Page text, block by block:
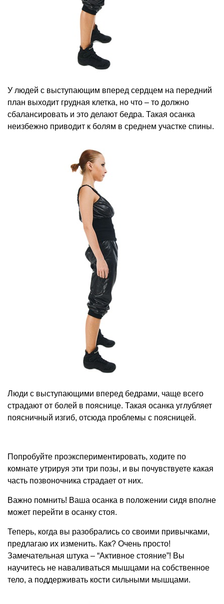
У людей с выступающим вперед сердцем на передний
план выходит грудная клетка, но что – то должно
сбалансировать и это делают бедра. Такая осанка
неизбежно приводит к болям в среднем участке спины.
Люди с выступающими вперед бедрами, чаще всего
страдают от болей в пояснице. Такая осанка углубляет
поясничный изгиб, отсюда проблемы с поясницей.
Попробуйте проэкспериментировать, ходите по
комнате утрируя эти три позы, и вы почувствуете какая
часть позвоночника страдает от них.
Важно помнить! Ваша осанка в положении сидя вполне
может перейти в осанку стоя.
Теперь, когда вы разобрались со своими привычками,
предлагаю их изменить. Как? Очень просто!
Замечательная штука – “Активное стояние”! Вы
научитесь не наваливаться мышцами на собственное
тело, а поддерживать кости сильными мышцами.